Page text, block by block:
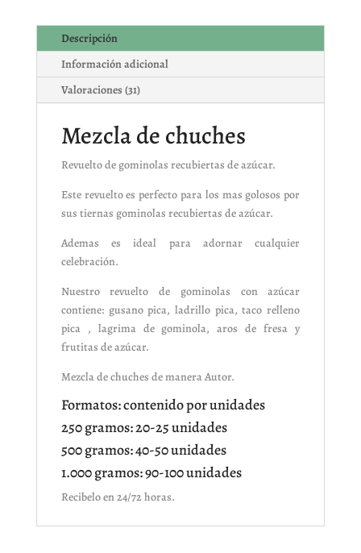
Descripción
Información adicional
Valoraciones (31)
Mezcla de chuches
Revuelto de gominolas recubiertas de azúcar.
Este revuelto es perfecto para los mas golosos por
sus tiernas gominolas recubiertas de azúcar.
Ademas es ideal para adornar cualquier
celebración.
Nuestro revuelto de gominolas con azúcar
contiene: gusano pica, ladrillo pica, taco relleno
pica , lagrima de gominola, aros de fresa y
frutitas de azúcar.
Mezcla de chuches de manera Autor.
Formatos: contenido por unidades
250 gramos: 20-25 unidades
500 gramos: 40-50 unidades
1.000 gramos: 90-100 unidades
Recibelo en 24/72 horas.